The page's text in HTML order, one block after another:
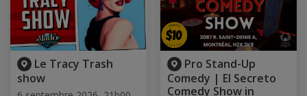
Le Tracy Trash
show
Pro Stand-Up
Comedy | El Secreto
Comedy Show in